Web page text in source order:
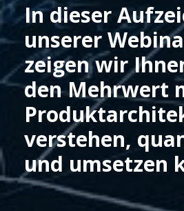
In dieser
unserer
zeigen wir
den Mehrwert
verstehen,
und umsetzen